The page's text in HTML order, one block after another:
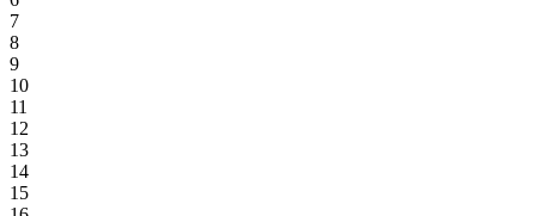
7
8
9
10
11
12
13
14
15